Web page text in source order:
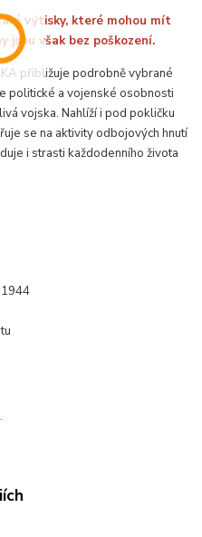
výtisky, které mohou mít
jsou však bez poškození.
přibližuje podrobně vybrané
politické a vojenské osobnosti
vojska. Nahlíží i pod pokličku
se na aktivity odbojových hnutí
i strasti každodenního života